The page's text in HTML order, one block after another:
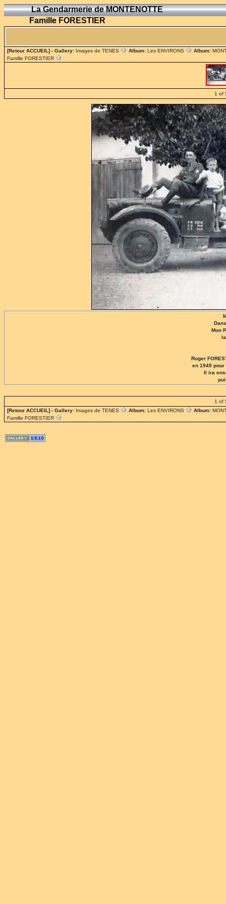
La Gendarmerie de MONTENOTTE
Famille FORESTIER
[Retour ACCUEIL] - Gallery: Images de TENES Album: Les ENVIRONS Album:
Famille FORESTIER
1 of
Mon
Roger
en 1949
Il ira
1 of
[Retour ACCUEIL] - Gallery: Images de TENES Album: Les ENVIRONS Album:
Famille FORESTIER